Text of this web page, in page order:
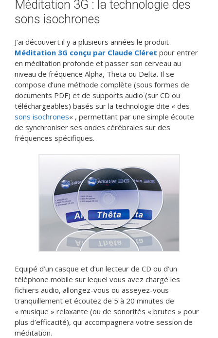
Méditation 3G : la technologie des
sons isochrones
J’ai découvert il y a plusieurs années le produit
Méditation 3G conçu par Claude Cléret pour entrer
en méditation profonde et passer son cerveau au
niveau de fréquence Alpha, Theta ou Delta. Il se
compose d’une méthode complète (sous formes de
documents PDF) et de supports audio (sur CD ou
téléchargeables) basés sur la technologie dite « des
sons isochrones« , permettant par une simple écoute
de synchroniser ses ondes cérébrales sur des
fréquences spécifiques.
Equipé d’un casque et d’un lecteur de CD ou d’un
téléphone mobile sur lequel vous avez chargé les
fichiers audio, allongez-vous ou asseyez-vous
tranquillement et écoutez de 5 à 20 minutes de
« musique » relaxante (ou de sonorités « brutes » pour
plus d’efficacité), qui accompagnera votre session de
méditation.